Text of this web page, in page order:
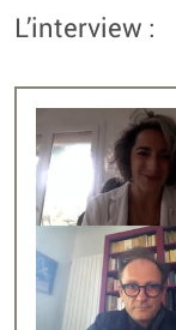
L’interview :